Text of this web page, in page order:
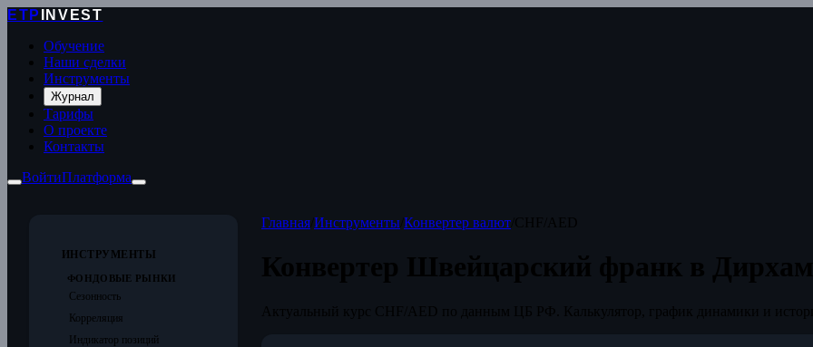
ETP
INVEST
Обучение
Наши сделки
Инструменты
Журнал
Тарифы
О проекте
Контакты
ВойтиПлатформа
ИНСТРУМЕНТЫ
ФОНДОВЫЕ РЫНКИ
Сезонность
Корреляция
Индикатор позиций
Главная/ Инструменты/ Конвертер валют/